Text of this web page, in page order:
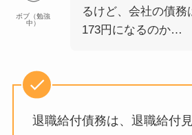
ボブ（勉強
中）
るけど、会社の債務
173円になるのか…
退職給付債務は、退職給付